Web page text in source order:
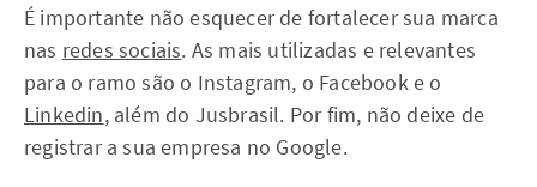
É importante não esquecer de fortalecer sua marca
nas redes sociais. As mais utilizadas e relevantes
para o ramo são o Instagram, o Facebook e o
Linkedin, além do Jusbrasil. Por fim, não deixe de
registrar a sua empresa no Google.